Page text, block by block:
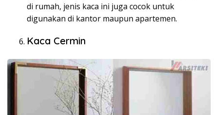
di rumah, jenis kaca ini juga cocok untuk
digunakan di kantor maupun apartemen.
Kaca Cermin